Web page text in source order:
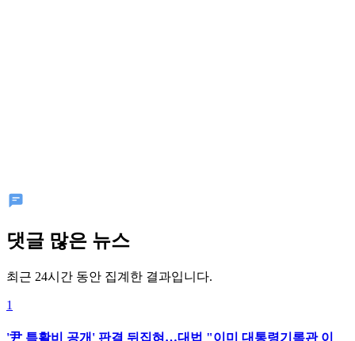
댓글 많은 뉴스
최근 24시간 동안 집계한 결과입니다.
1
'尹 특활비 공개' 판결 뒤집혀…대법 "이미 대통령기록관 이